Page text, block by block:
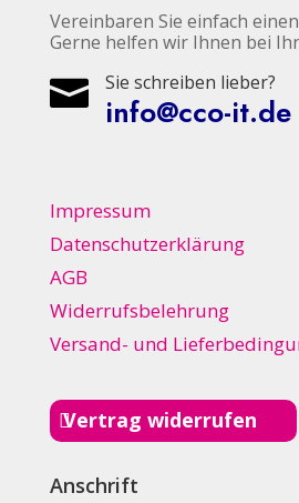
Vereinbaren Sie einfach
Gerne helfen wir Ihnen bei
 Sie schreiben lieber?
info@cco-it.de
Impressum
Datenschutzerklärung
AGB
Widerrufsbelehrung
Versand- und
Vertrag widerrufen
Anschrift